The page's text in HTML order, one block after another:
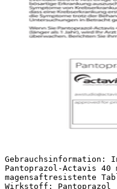
Gebrauchsinformation:
Pantoprazol-Actavis 40
magensaftresistente
Wirkstoff: Pantoprazol